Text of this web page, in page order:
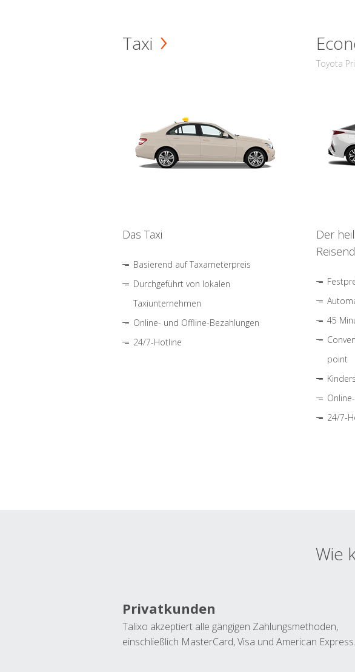
Taxi
Das Taxi
Basierend auf Taxameterpreis
Durchgeführt von lokalen
Taxiunternehmen
Online- und Offline-Bezahlungen
24/7-Hotline
Toyota
Der
45
point
24/7-
Wie
Privatkunden
Talixo akzeptiert alle gängigen Zahlungsmethoden,
einschließlich MasterCard, Visa und American Express.